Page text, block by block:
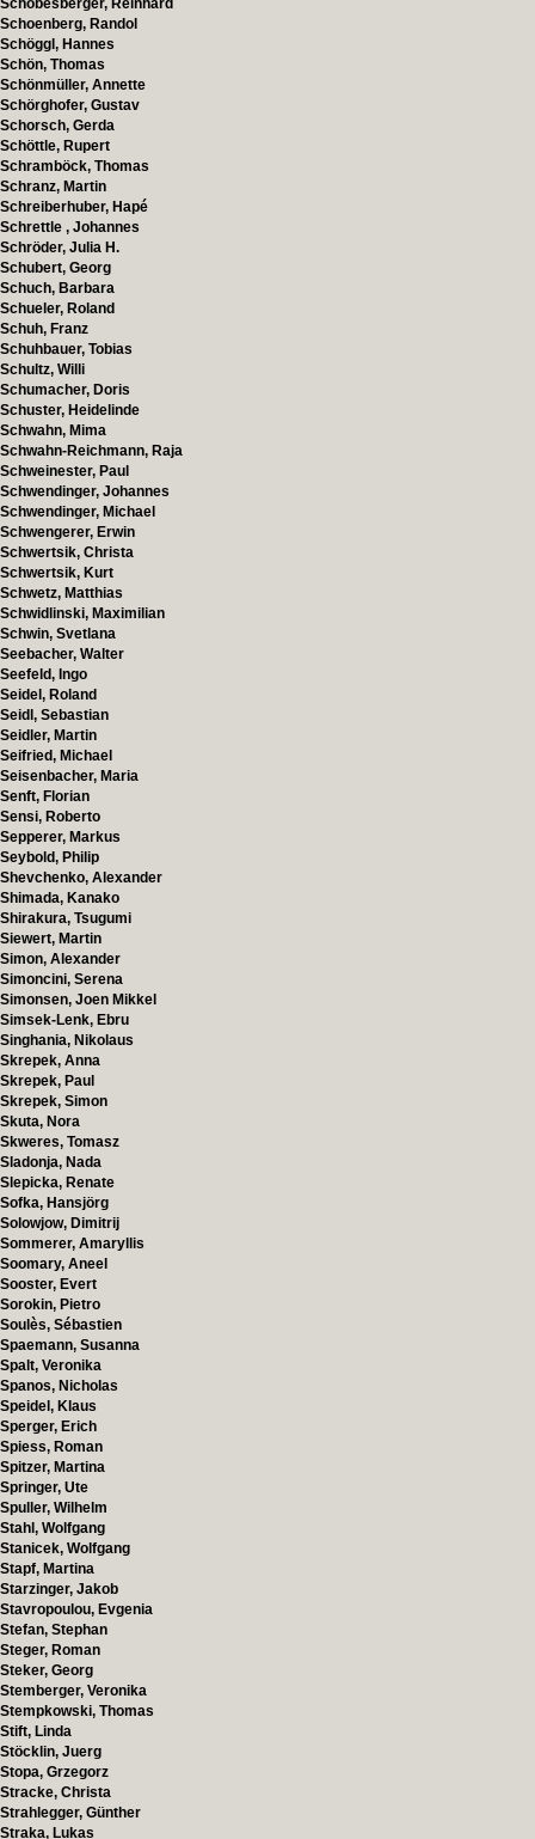
Schobesberger, Reinhard
Schoenberg, Randol
Schöggl, Hannes
Schön, Thomas
Schönmüller, Annette
Schörghofer, Gustav
Schorsch, Gerda
Schöttle, Rupert
Schramböck, Thomas
Schranz, Martin
Schreiberhuber, Hapé
Schrettle , Johannes
Schröder, Julia H.
Schubert, Georg
Schuch, Barbara
Schueler, Roland
Schuh, Franz
Schuhbauer, Tobias
Schultz, Willi
Schumacher, Doris
Schuster, Heidelinde
Schwahn, Mima
Schwahn-Reichmann, Raja
Schweinester, Paul
Schwendinger, Johannes
Schwendinger, Michael
Schwengerer, Erwin
Schwertsik, Christa
Schwertsik, Kurt
Schwetz, Matthias
Schwidlinski, Maximilian
Schwin, Svetlana
Seebacher, Walter
Seefeld, Ingo
Seidel, Roland
Seidl, Sebastian
Seidler, Martin
Seifried, Michael
Seisenbacher, Maria
Senft, Florian
Sensi, Roberto
Sepperer, Markus
Seybold, Philip
Shevchenko, Alexander
Shimada, Kanako
Shirakura, Tsugumi
Siewert, Martin
Simon, Alexander
Simoncini, Serena
Simonsen, Joen Mikkel
Simsek-Lenk, Ebru
Singhania, Nikolaus
Skrepek, Anna
Skrepek, Paul
Skrepek, Simon
Skuta, Nora
Skweres, Tomasz
Sladonja, Nada
Slepicka, Renate
Sofka, Hansjörg
Solowjow, Dimitrij
Sommerer, Amaryllis
Soomary, Aneel
Sooster, Evert
Sorokin, Pietro
Soulès, Sébastien
Spaemann, Susanna
Spalt, Veronika
Spanos, Nicholas
Speidel, Klaus
Sperger, Erich
Spiess, Roman
Spitzer, Martina
Springer, Ute
Spuller, Wilhelm
Stahl, Wolfgang
Stanicek, Wolfgang
Stapf, Martina
Starzinger, Jakob
Stavropoulou, Evgenia
Stefan, Stephan
Steger, Roman
Steker, Georg
Stemberger, Veronika
Stempkowski, Thomas
Stift, Linda
Stöcklin, Juerg
Stopa, Grzegorz
Stracke, Christa
Strahlegger, Günther
Straka, Lukas